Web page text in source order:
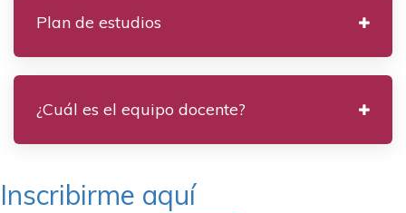
Plan de estudios
¿Cuál es el equipo docente?
Inscribirme aquí